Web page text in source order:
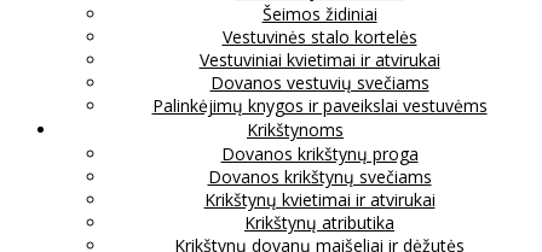
Šeimos židiniai
Vestuvinės stalo kortelės
Vestuviniai kvietimai ir atvirukai
Dovanos vestuvių svečiams
Palinkėjimų knygos ir paveikslai vestuvėms
Krikštynoms
Dovanos krikštynų proga
Dovanos krikštynų svečiams
Krikštynų kvietimai ir atvirukai
Krikštynų atributika
Krikštynų dovanų maišeliai ir dėžutės